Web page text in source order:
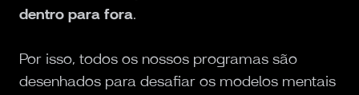
dentro para fora.
Por isso, todos os nossos programas são
desenhados para desafiar os modelos mentais